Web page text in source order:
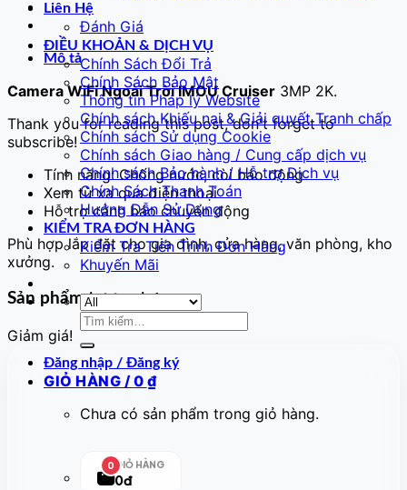
Liên Hệ
Đánh Giá
ĐIỀU KHOẢN & DỊCH VỤ
Chính Sách Đổi Trả
Chính Sách Bảo Mật
Thông tin Pháp lý Website
Chính sách Khiếu nại & Giải quyết Tranh chấp
Chính sách Sử dụng Cookie
Chính sách Giao hàng / Cung cấp dịch vụ
Chính sách Bảo hành / Hỗ trợ Dịch vụ
Chính Sách Thanh Toán
Hướng Dẫn Sử Dụng
KIỂM TRA ĐƠN HÀNG
Kiểm Tra Tiến Trình Đơn Hàng
Khuyến Mãi
Tìm
Đăng nhập / Đăng ký
GIỎ HÀNG / 0 ₫
Chưa có sản phẩm trong giỏ hàng.
0 GIỎ HÀNG
0đ
Mô tả
Camera WiFi Ngoài Trời IMOU Cruiser 3MP 2K.
Thank you for reading this post, don't forget to
subscribe!
Tính năng: Chống nước, còi báo động
Xem từ xa qua điện thoại
Hỗ trợ cảnh báo chuyển động
Phù hợp lắp đặt cho gia đình, cửa hàng, văn phòng, kho
xưởng.
Sản phẩm tương tự
Giảm giá!